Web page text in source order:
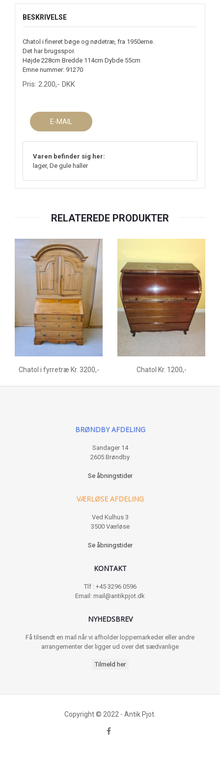
BESKRIVELSE
Chatol i fineret bøge og nødetræ, fra 1950erne.
Det har brugsspor.
Højde 228cm Bredde 114cm Dybde 55cm
Emne nummer: 91270
Pris: 2.200,- DKK
E-MAIL
Varen befinder sig her:
lager, De gule haller
RELATEREDE PRODUKTER
Chatol i fyrretræ Kr. 3200,- Chatol Kr. 1200,-
BRØNDBY AFDELING
Sandager 14
2605 Brøndby
Se åbningstider
VÆRLØSE AFDELING
Ved Kulhus 3
3500 Værløse
Se åbningstider
KONTAKT
Tlf : +45 3296 0596
Email: mail@antikpjot.dk
NYHEDSBREV
Få tilsendt en mail når vi afholder loppemarkeder eller andre
arrangementer der ligger ud over det sædvanlige
Tilmeld her
Copyright © 2022 - Antik Pjot.